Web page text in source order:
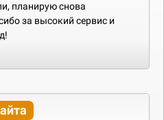
планирую снова
за высокий сервис и